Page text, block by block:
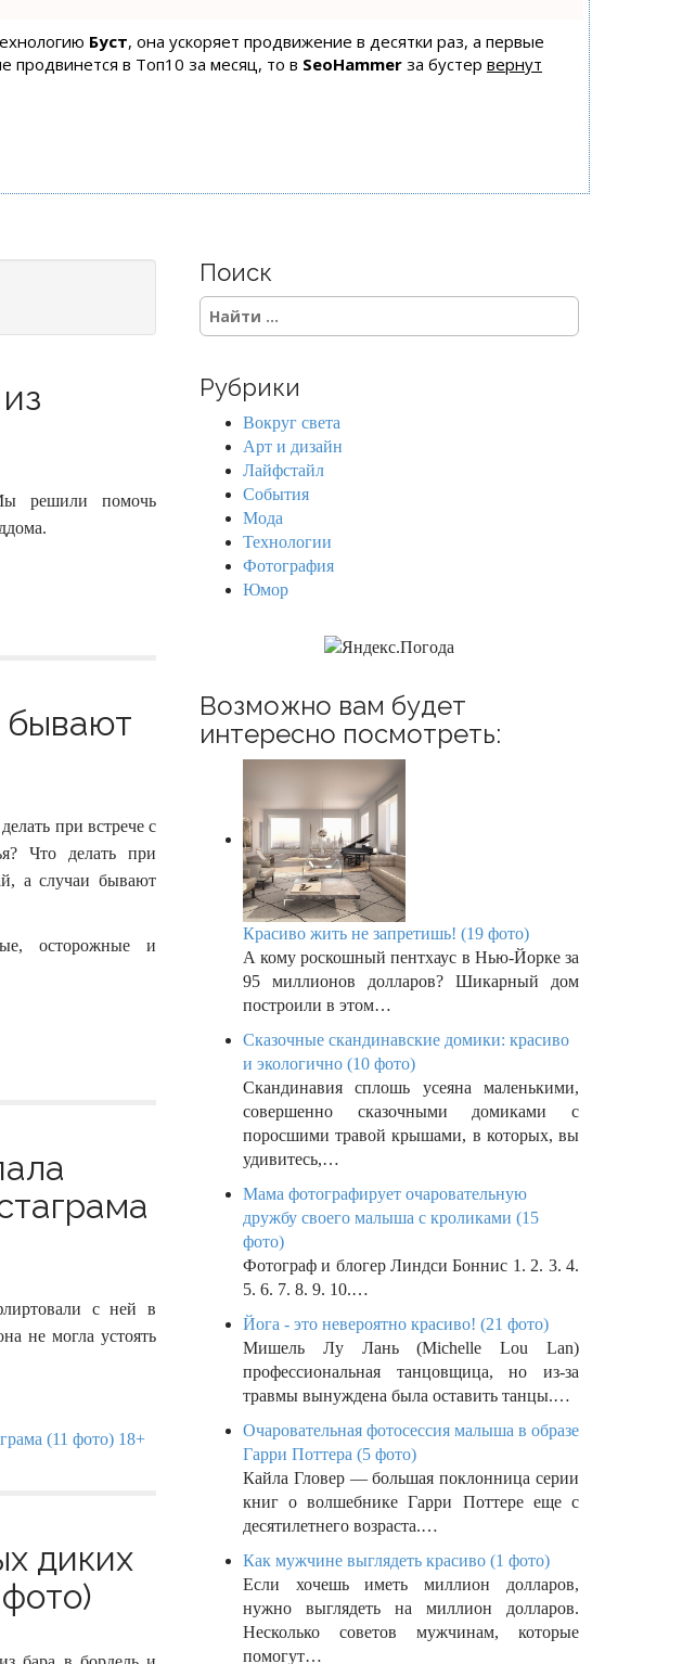
Буст, она ускоряет продвижение в десятки раз, а первые
продвинется в Топ10 за месяц, то в SeoHammer за бустер вернут
решили помочь
бывают
при встрече с
Что делать при
а случаи бывают
осторожные и
с ней в
не могла устоять
диких
Поиск
S
e
c
Рубрики
Вокруг света
Арт и дизайн
Лайфстайл
События
Мода
Технологии
Фотография
Юмор
Возможно вам будет
интересно посмотреть:
Красиво жить не запретишь! (19 фото)
А кому роскошный пентхаус в Нью-Йорке за
95 миллионов долларов? Шикарный дом
построили в этом…
Сказочные скандинавские домики: красиво
и экологично (10 фото)
Скандинавия сплошь усеяна маленькими,
совершенно сказочными домиками с
поросшими травой крышами, в которых, вы
удивитесь,…
Мама фотографирует очаровательную
дружбу своего малыша с кроликами (15
фото)
Фотограф и блогер Линдси Боннис 1. 2. 3. 4.
5. 6. 7. 8. 9. 10.…
Йога - это невероятно красиво! (21 фото)
Мишель Лу Лань (Michelle Lou Lan)
профессиональная танцовщица, но из-за
травмы вынуждена была оставить танцы.…
Очаровательная фотосессия малыша в образе
Гарри Поттера (5 фото)
Кайла Гловер — большая поклонница серии
книг о волшебнике Гарри Поттере еще с
десятилетнего возраста.…
Как мужчине выглядеть красиво (1 фото)
Если хочешь иметь миллион долларов,
нужно выглядеть на миллион долларов.
Несколько советов мужчинам, которые
помогут…